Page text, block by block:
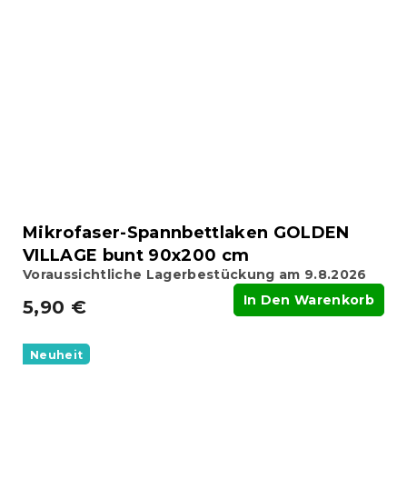
Mikrofaser-Spannbettlaken GOLDEN
VILLAGE bunt 90x200 cm
Voraussichtliche Lagerbestückung am 9.8.2026
5,90 € In Den Warenkorb
Neuheit